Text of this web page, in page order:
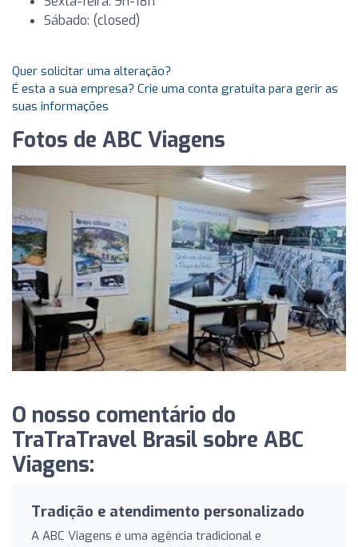
Sábado: (closed)
Quer solicitar uma alteração?
É esta a sua empresa? Crie uma conta gratuita para gerir as
suas informações
Fotos de ABC Viagens
O nosso comentário do
TraTraTravel Brasil sobre ABC
Viagens:
Tradição e atendimento personalizado
A ABC Viagens é uma agência tradicional e